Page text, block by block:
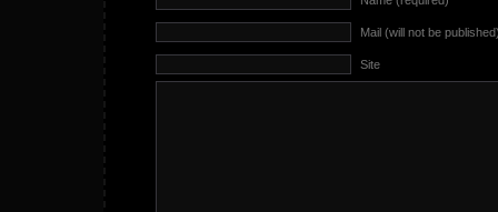
Mail (will not be
Site